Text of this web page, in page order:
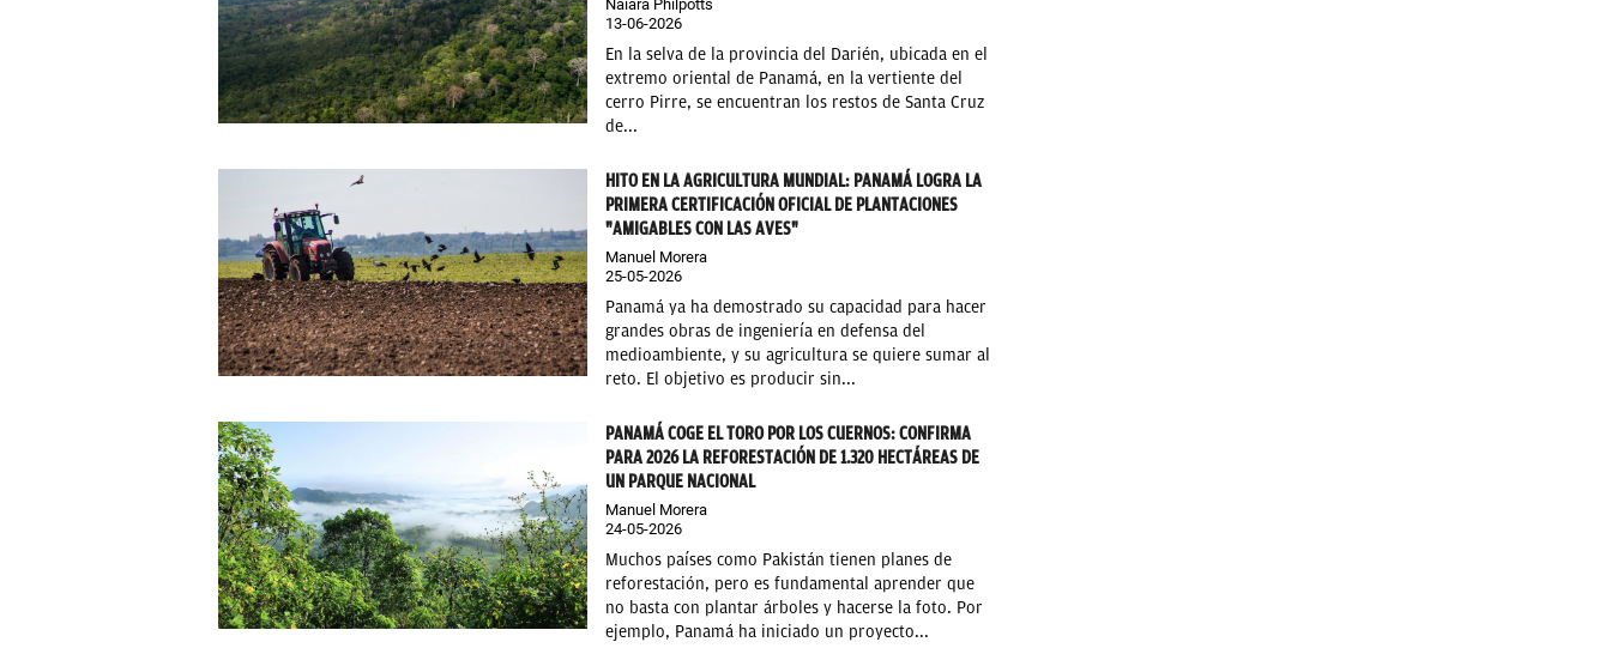
Naiara Philpotts
13-06-2026
En la selva de la provincia del Darién, ubicada en el
extremo oriental de Panamá, en la vertiente del
cerro Pirre, se encuentran los restos de Santa Cruz
de...
HITO EN LA AGRICULTURA MUNDIAL: PANAMÁ LOGRA LA
PRIMERA CERTIFICACIÓN OFICIAL DE PLANTACIONES
"AMIGABLES CON LAS AVES"
Manuel Morera
25-05-2026
Panamá ya ha demostrado su capacidad para hacer
grandes obras de ingeniería en defensa del
medioambiente, y su agricultura se quiere sumar al
reto. El objetivo es producir sin...
PANAMÁ COGE EL TORO POR LOS CUERNOS: CONFIRMA
PARA 2026 LA REFORESTACIÓN DE 1.320 HECTÁREAS DE
UN PARQUE NACIONAL
Manuel Morera
24-05-2026
Muchos países como Pakistán tienen planes de
reforestación, pero es fundamental aprender que
no basta con plantar árboles y hacerse la foto. Por
ejemplo, Panamá ha iniciado un proyecto...